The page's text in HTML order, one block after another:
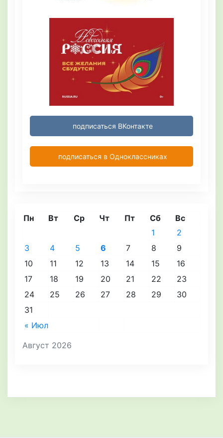
подписаться ВКонтакте
подписаться в Одноклассниках
Август 2026
Пн Вт Ср Чт Пт Сб Вс
« Июл
1
2
3
4 5 6 7 8
9
10
11 12 13 14 15
16
17
18 19 20 21 22
23
24
25 26 27 28 29
30
31